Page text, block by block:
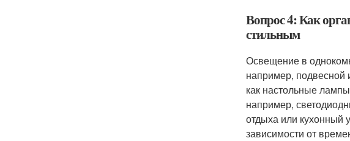
Вопрос 4: Как
стильным
Освещение в
например, подвесной
как настольные
например,
отдыха или кухонный
зависимости от